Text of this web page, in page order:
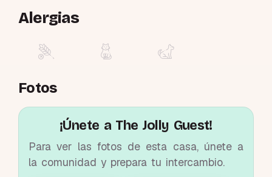
Alergias
Fotos
¡Únete a The Jolly Guest!
Para ver las fotos de esta casa, únete a
la comunidad y prepara tu intercambio.